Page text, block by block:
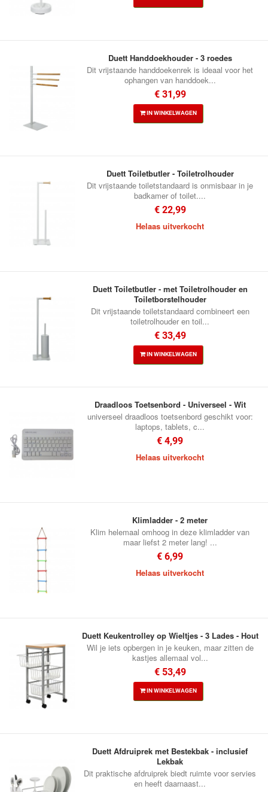
Duett Handdoekhouder - 3 roedes
Dit vrijstaande handdoekenrek is ideaal voor het
ophangen van handdoek...
€ 31,99
IN WINKELWAGEN
Duett Toiletbutler - Toiletrolhouder
Dit vrijstaande toiletstandaard is onmisbaar in je
badkamer of toilet....
€ 22,99
Helaas uitverkocht
Duett Toiletbutler - met Toiletrolhouder en
Toiletborstelhouder
Dit vrijstaande toiletstandaard combineert een
toiletrolhouder en toil...
€ 33,49
IN WINKELWAGEN
Draadloos Toetsenbord - Universeel - Wit
universeel draadloos toetsenbord geschikt voor:
laptops, tablets, c...
€ 4,99
Helaas uitverkocht
Klimladder - 2 meter
Klim helemaal omhoog in deze klimladder van
maar liefst 2 meter lang! ...
€ 6,99
Helaas uitverkocht
Duett Keukentrolley op Wieltjes - 3 Lades - Hout
Wil je iets opbergen in je keuken, maar zitten de
kastjes allemaal vol...
€ 53,49
IN WINKELWAGEN
Duett Afdruiprek met Bestekbak - inclusief
Lekbak
Dit praktische afdruiprek biedt ruimte voor servies
en heeft daarnaast...